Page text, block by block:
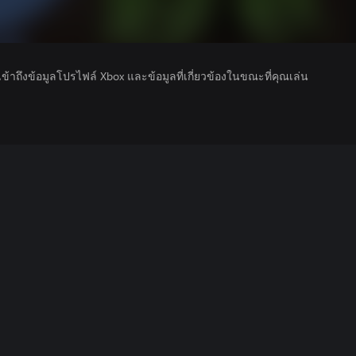
ข้าถึงข้อมูลโปรไฟล์ Xbox และข้อมูลที่เกี่ยวข้องในขณะที่คุณเล่น